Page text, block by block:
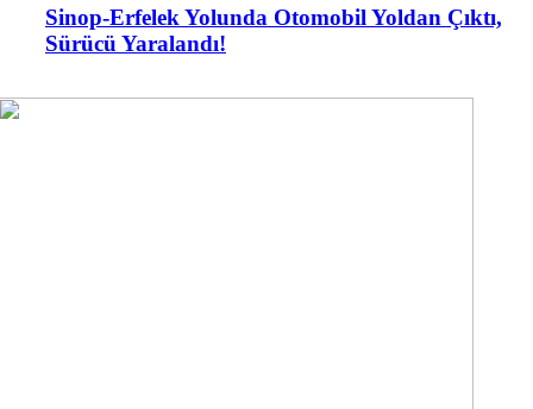
Sinop-Erfelek Yolunda Otomobil Yoldan Çıktı,
Sürücü Yaralandı!